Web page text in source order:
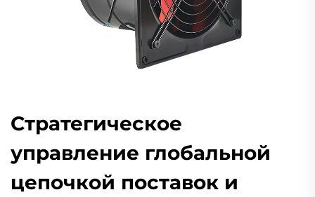
Стратегическое
управление глобальной
цепочкой поставок и